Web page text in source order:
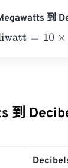
到
=10 ×M ath .
到